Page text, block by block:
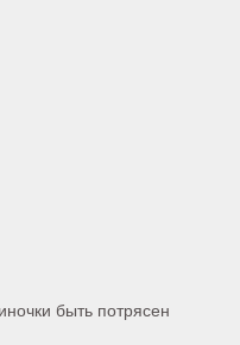
быть потрясен